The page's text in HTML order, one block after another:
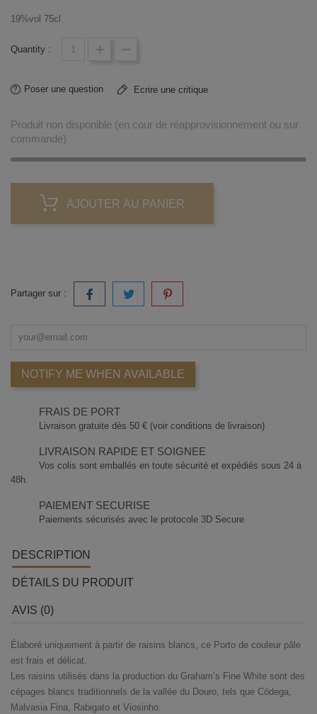
19%vol 75cl
Quantity :
Poser une question Ecrire une critique
Produit non disponible (en cour de réapprovisionnement ou sur
commande)
AJOUTER AU PANIER
Partager sur :
NOTIFY ME WHEN AVAILABLE
FRAIS DE PORT
Livraison gratuite dès 50 € (voir conditions de livraison)
LIVRAISON RAPIDE ET SOIGNEE
Vos colis sont emballés en toute sécurité et expédiés sous 24 à
48h.
PAIEMENT SECURISE
Paiements sécurisés avec le protocole 3D Secure
DESCRIPTION
DÉTAILS DU PRODUIT
AVIS (0)
Élaboré uniquement à partir de raisins blancs, ce Porto de couleur pâle
est frais et délicat.
Les raisins utilisés dans la production du Graham’s Fine White sont des
cépages blancs traditionnels de la vallée du Douro, tels que Códega,
Malvasia Fina, Rabigato et Viosinho.